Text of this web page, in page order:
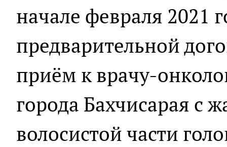
начале февраля 2021
предварительной
приём к врачу-
города Бахчисарая с
волосистой части